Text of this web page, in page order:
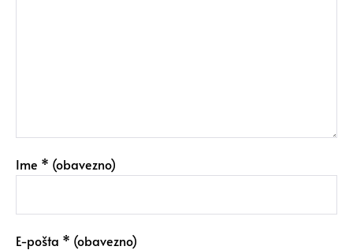
Ime * (obavezno)
E-pošta * (obavezno)